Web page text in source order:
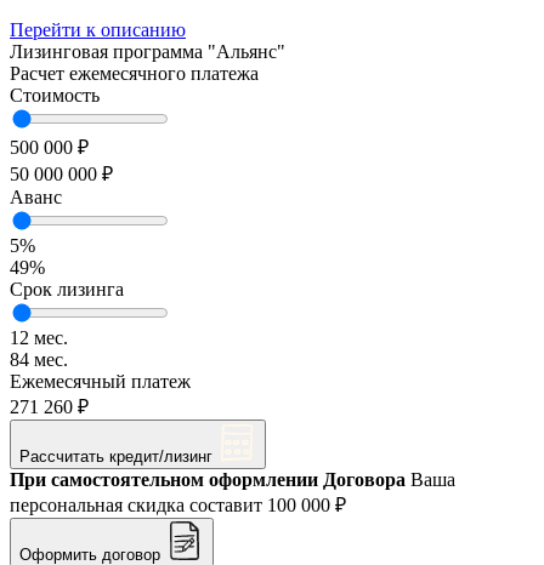
Перейти к описанию
Лизинговая программа "Альянс"
Расчет ежемесячного платежа
Стоимость
500 000 ₽
50 000 000 ₽
Аванс
5%
49%
Срок лизинга
12 мес.
84 мес.
Ежемесячный платеж
271 260 ₽
Рассчитать кредит/лизинг
При самостоятельном оформлении Договора Ваша
персональная скидка составит 100 000 ₽
Оформить договор